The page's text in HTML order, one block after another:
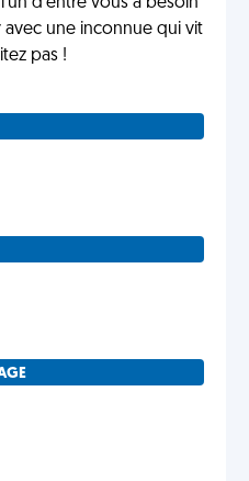
une inconnue qui vit
pas !